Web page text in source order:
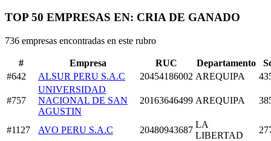
TOP 50 EMPRESAS EN: CRIA DE GANADO
736 empresas encontradas en este rubro
# Empresa RUC Departamento
#642
ALSUR PERU S.A.C 20454186002 AREQUIPA
#757
UNIVERSIDAD
NACIONAL DE SAN
AGUSTIN
20163646499 AREQUIPA
#1127 AVO PERU S.A.C 20480943687
LA
LIBERTAD